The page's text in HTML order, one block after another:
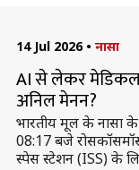
14 Jul 2026 • नासा
AI से लेकर मेडिकल
अनिल मेनन?
भारतीय मूल के नासा के
08:17 बजे
स्पेस स्टेशन (ISS) के